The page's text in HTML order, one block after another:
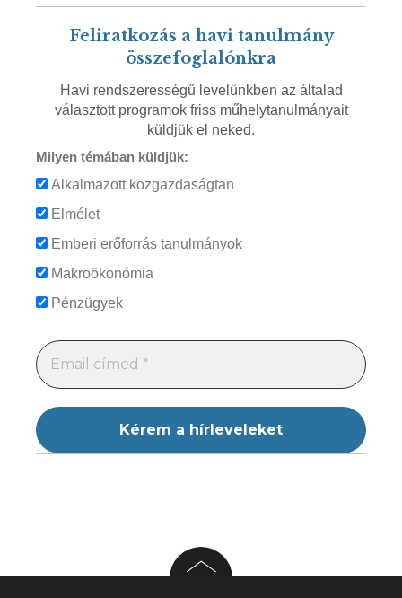
Feliratkozás a havi tanulmány
összefoglalónkra
Havi rendszerességű levelünkben az általad
választott programok friss műhelytanulmányait
küldjük el neked.
Milyen témában küldjük:
Alkalmazott közgazdaságtan
Elmélet
Emberi erőforrás tanulmányok
Makroökonómia
Pénzügyek